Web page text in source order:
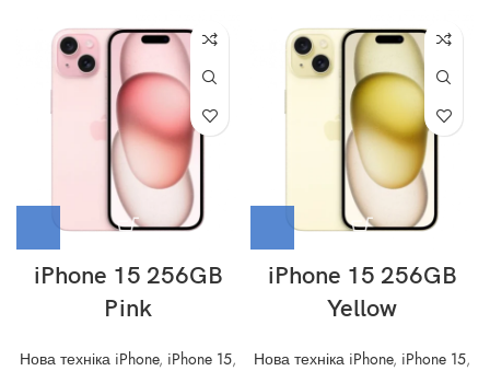
iPhone 15 256GB
Pink
Нова техніка iPhone, iPhone 15,
iPhone 15 256GB
Yellow
Нова техніка iPhone, iPhone 15,